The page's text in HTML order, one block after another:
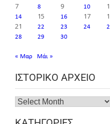
7
8 9 10
14 15 16 17
21
22 23 24
28 29 30
« Μαρ Μάι »
ΙΣΤΟΡΙΚΌ ΑΡΧΕΊΟ